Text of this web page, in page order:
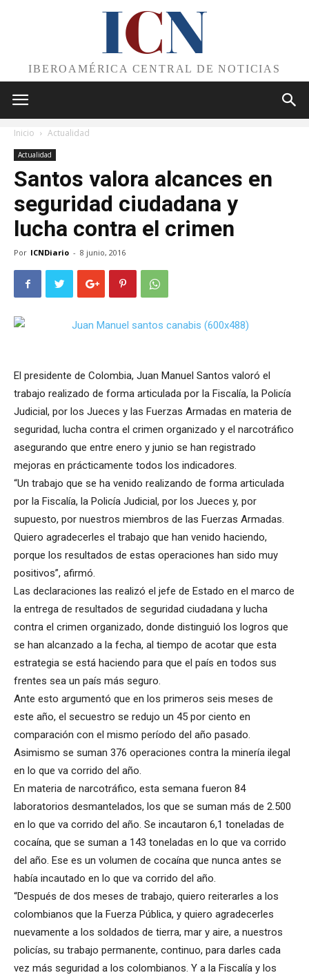
ICN
IBEROAMÉRICA CENTRAL DE NOTICIAS
Inicio Actualidad
Actualidad
Santos valora alcances en
seguridad ciudadana y
lucha contra el crimen
Por ICNDiario - 8 junio, 2016
El presidente de Colombia, Juan Manuel Santos valoró el
trabajo realizado de forma articulada por la Fiscalía, la Policía
Judicial, por los Jueces y las Fuerzas Armadas en materia de
seguridad, lucha contra el crimen organizado y el narcotráfico
asegurando que entre enero y junio se han registrado
mejoras en prácticamente todos los indicadores.
“Un trabajo que se ha venido realizando de forma articulada
por la Fiscalía, la Policía Judicial, por los Jueces y, por
supuesto, por nuestros miembros de las Fuerzas Armadas.
Quiero agradecerles el trabajo que han venido haciendo,
porque los resultados de estas operaciones han sido muy
positivos”, afirmó.
Las declaraciones las realizó el jefe de Estado en el marco de
la entrega de resultados de seguridad ciudadana y lucha
contra el crimen organizado, donde distinguió los logros que
se han alcanzado a la fecha, al tiempo de acotar que esta
estrategia se está haciendo para que el país en todos sus
frentes sea un país más seguro.
Ante esto argumentó que en los primeros seis meses de
este año, el secuestro se redujo un 45 por ciento en
comparación con el mismo período del año pasado.
Asimismo se suman 376 operaciones contra la minería ilegal
en lo que va corrido del año.
En materia de narcotráfico, esta semana fueron 84
laboratorios desmantelados, los que se suman más de 2.500
en lo que va corrido del año. Se incautaron 6,1 toneladas de
cocaína, que se suman a 143 toneladas en lo que va corrido
del año. Ese es un volumen de cocaína que nunca antes se
había incautado en lo que va corrido del año.
“Después de dos meses de trabajo, quiero reiterarles a los
colombianos que la Fuerza Pública, y quiero agradecerles
nuevamente a los soldados de tierra, mar y aire, a nuestros
policías, su trabajo permanente, continuo, para darles cada
vez más seguridad a los colombianos. Y a la Fiscalía y los